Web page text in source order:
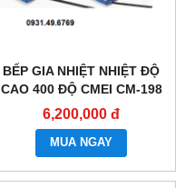
BẾP GIA NHIỆT NHIỆT ĐỘ
CAO 400 ĐỘ CMEI CM-198
6,200,000 đ
MUA NGAY